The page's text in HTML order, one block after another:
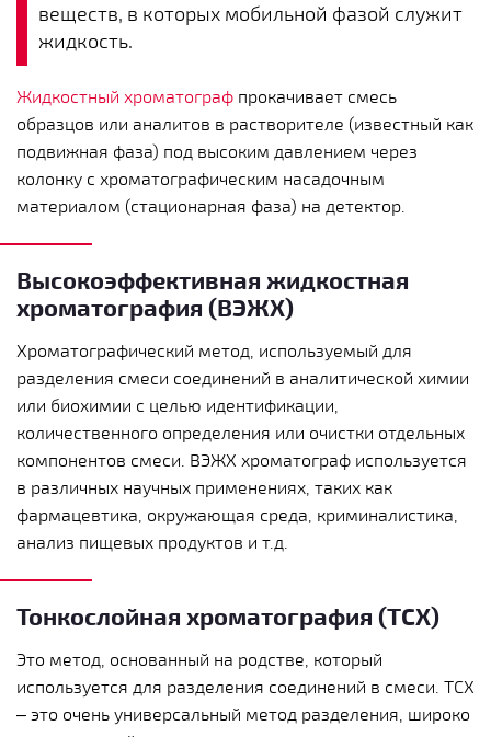
веществ, в которых мобильной фазой служит
жидкость.
Жидкостный хроматограф прокачивает смесь
образцов или аналитов в растворителе (известный как
подвижная фаза) под высоким давлением через
колонку с хроматографическим насадочным
материалом (стационарная фаза) на детектор.
Высокоэффективная жидкостная
хроматография (ВЭЖХ)
Хроматографический метод, используемый для
разделения смеси соединений в аналитической химии
или биохимии с целью идентификации,
количественного определения или очистки отдельных
компонентов смеси. ВЭЖХ хроматограф используется
в различных научных применениях, таких как
фармацевтика, окружающая среда, криминалистика,
анализ пищевых продуктов и т.д.
Тонкослойная хроматография (ТСХ)
Это метод, основанный на родстве, который
используется для разделения соединений в смеси. ТСХ
– это очень универсальный метод разделения, широко